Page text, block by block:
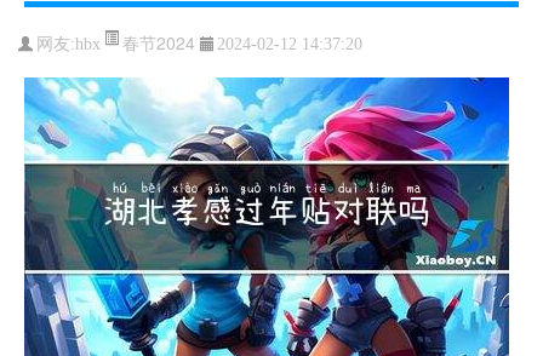
网友:hbx 春节2024 2024-02-12 14:37:20